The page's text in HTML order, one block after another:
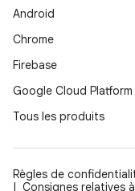
Android
Chrome
Firebase
Google Cloud Platform
Tous les produits
Règles de
Consignes relatives